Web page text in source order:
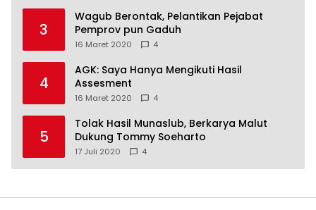
3
Wagub Berontak, Pelantikan Pejabat
Pemprov pun Gaduh
16 Maret 2020 4
4
AGK: Saya Hanya Mengikuti Hasil
Assesment
16 Maret 2020 4
5
Tolak Hasil Munaslub, Berkarya Malut
Dukung Tommy Soeharto
17 Juli 2020 4